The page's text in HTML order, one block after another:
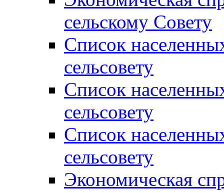
сельскому Совету
Список
сельсовету
Список
сельсовету
Список
сельсовету
Экономическая